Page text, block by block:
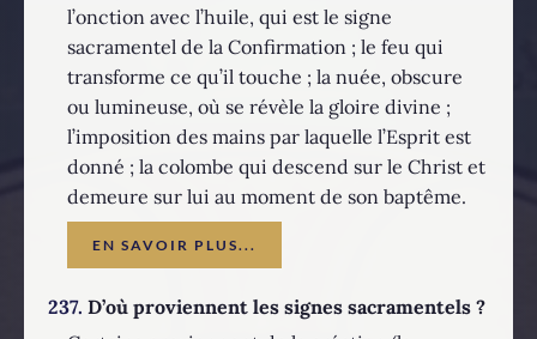
l’onction avec l’huile, qui est le signe
sacramentel de la Confirmation ; le feu qui
transforme ce qu’il touche ; la nuée, obscure
ou lumineuse, où se révèle la gloire divine ;
l’imposition des mains par laquelle l’Esprit est
donné ; la colombe qui descend sur le Christ et
demeure sur lui au moment de son baptême.
EN SAVOIR PLUS...
237. D’où proviennent les signes sacramentels ?